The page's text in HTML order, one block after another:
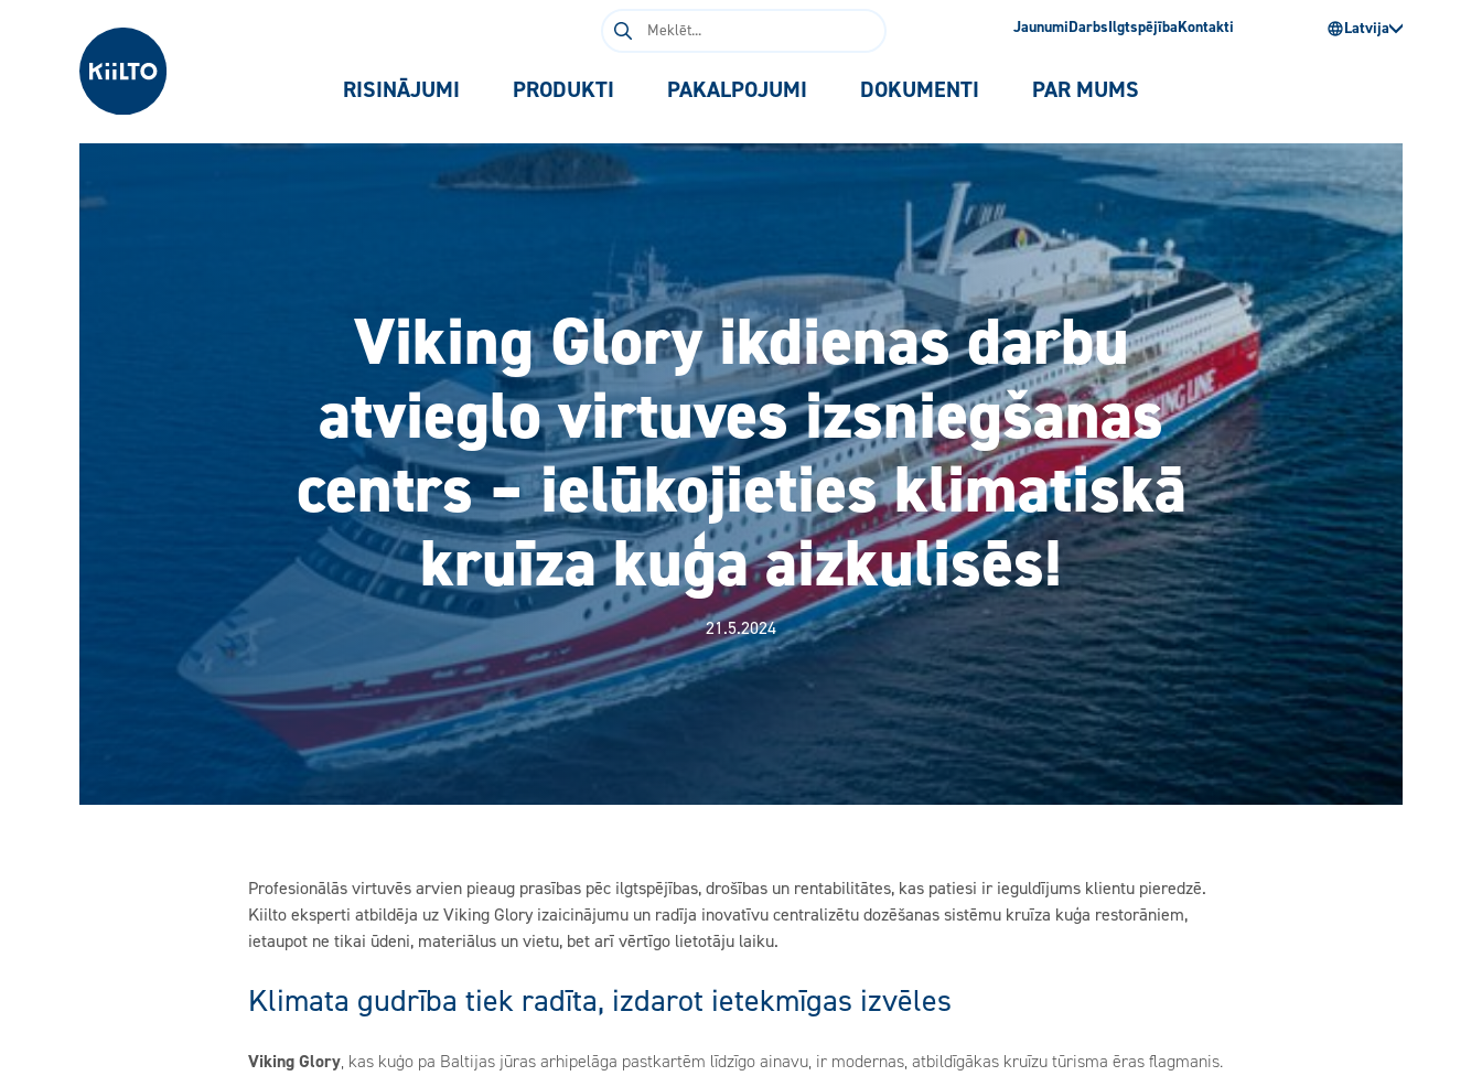
Kiilto Latvija Meklēt: JaunumiDarbsIlgtspējībaKontakti Latvija
RISINĀJUMI PRODUKTI PAKALPOJUMI DOKUMENTI PAR MUMS
Viking Glory ikdienas darbu
atvieglo virtuves izsniegšanas
centrs – ielūkojieties klimatiskā
kruīza kuģa aizkulisēs!
21.5.2024
Profesionālās virtuvēs arvien pieaug prasības pēc ilgtspējības, drošības un rentabilitātes, kas patiesi ir ieguldījums klientu pieredzē.
Kiilto eksperti atbildēja uz Viking Glory izaicinājumu un radīja inovatīvu centralizētu dozēšanas sistēmu kruīza kuģa restorāniem,
ietaupot ne tikai ūdeni, materiālus un vietu, bet arī vērtīgo lietotāju laiku.
Klimata gudrība tiek radīta, izdarot ietekmīgas izvēles
Viking Glory, kas kuģo pa Baltijas jūras arhipelāga pastkartēm līdzīgo ainavu, ir modernas, atbildīgākas kruīzu tūrisma ēras flagmanis.